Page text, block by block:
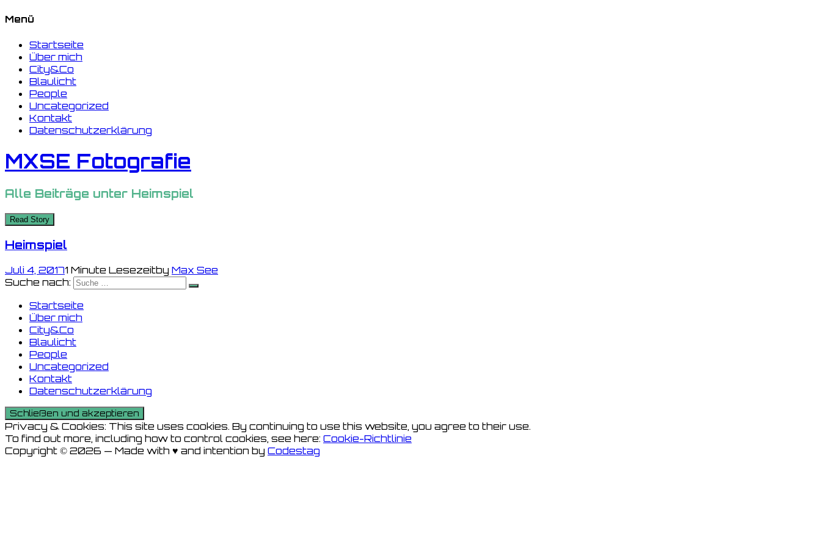
Menü
Startseite
Über mich
City&Co
Blaulicht
People
Uncategorized
Kontakt
Datenschutzerklärung
MXSE Fotografie
Alle Beiträge unter Heimspiel
Read Story
Heimspiel
Juli 4, 20171 Minute Lesezeitby Max See
Suche nach:
Startseite
Über mich
City&Co
Blaulicht
People
Uncategorized
Kontakt
Datenschutzerklärung
Privacy & Cookies: This site uses cookies. By continuing to use this website, you agree to their use.
To find out more, including how to control cookies, see here: Cookie-Richtlinie
Copyright © 2026 — Made with ♥ and intention by Codestag